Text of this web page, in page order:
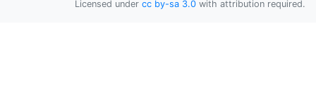
Licensed under cc by-sa 3.0 with attribution required.